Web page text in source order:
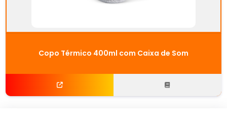
Copo Térmico 400ml com Caixa de Som